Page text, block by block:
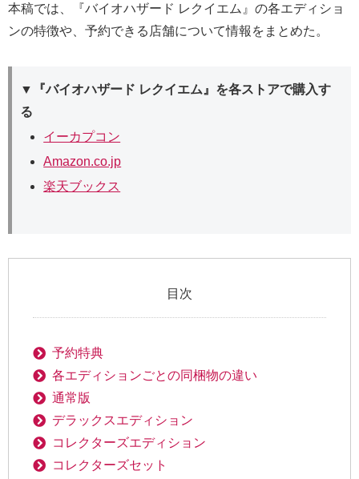
本稿では、『バイオハザード レクイエム』の各エディショ
ンの特徴や、予約できる店舗について情報をまとめた。
▼『バイオハザード レクイエム』を各ストアで購入す
る
イーカプコン
Amazon.co.jp
楽天ブックス
目次
予約特典
各エディションごとの同梱物の違い
通常版
デラックスエディション
コレクターズエディション
コレクターズセット